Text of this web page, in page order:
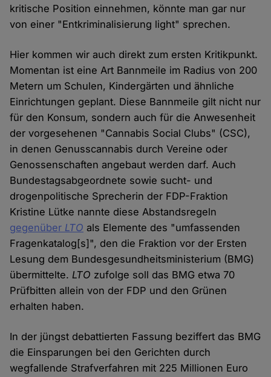
kritische Position einnehmen, könnte man gar nur
von einer "Entkriminalisierung light" sprechen.
Hier kommen wir auch direkt zum ersten Kritikpunkt.
Momentan ist eine Art Bannmeile im Radius von 200
Metern um Schulen, Kindergärten und ähnliche
Einrichtungen geplant. Diese Bannmeile gilt nicht nur
für den Konsum, sondern auch für die Anwesenheit
der vorgesehenen "Cannabis Social Clubs" (CSC),
in denen Genusscannabis durch Vereine oder
Genossenschaften angebaut werden darf. Auch
Bundestagsabgeordnete sowie sucht- und
drogenpolitische Sprecherin der FDP-Fraktion
Kristine Lütke nannte diese Abstandsregeln
gegenüber LTO als Elemente des "umfassenden
Fragenkatalog[s]", den die Fraktion vor der Ersten
Lesung dem Bundesgesundheitsministerium (BMG)
übermittelte.LTO zufolge soll das BMG etwa 70
Prüfbitten allein von der FDP und den Grünen
erhalten haben.
In der jüngst debattierten Fassung beziffert das BMG
die Einsparungen bei den Gerichten durch
wegfallende Strafverfahren mit 225 Millionen Euro